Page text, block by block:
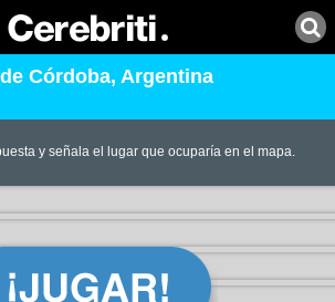
Córdoba, Argentina
y señala el lugar que ocuparía en el mapa.